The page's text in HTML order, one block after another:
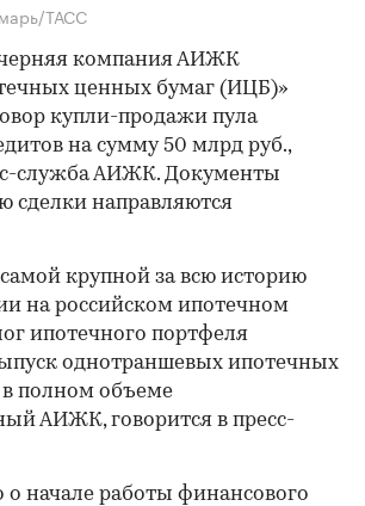
ТАСС
компания АИЖК
ценных бумаг (ИЦБ)»
купли-продажи пула
на сумму 50 млрд руб.,
служба АИЖК. Документы
сделки направляются
крупной за всю историю
на российском ипотечном
ипотечного портфеля
однотраншевых ипотечных
полном объеме
АИЖК, говорится в пресс-
начале работы финансового